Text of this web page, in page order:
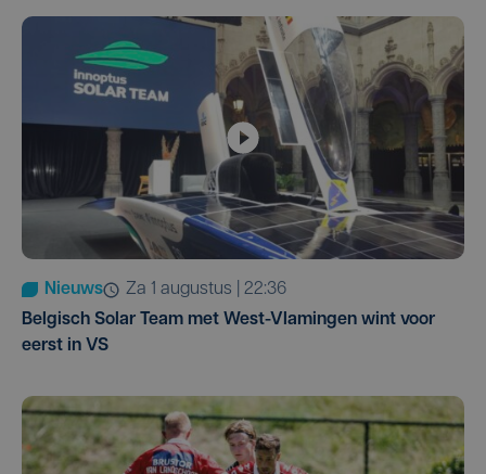
Nieuws
za 1 augustus | 22:36
Belgisch Solar Team met West-Vlamingen wint voor
eerst in VS